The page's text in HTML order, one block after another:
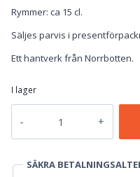
Rymmer: ca 15 cl.
Säljes parvis i
Ett hantverk från Norrbotten.
I lager
tenn,
mängdSÄKRA